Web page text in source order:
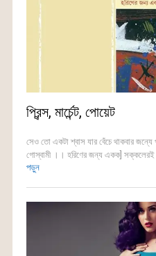
প্রিন্স, মার্চেন্ট, পোয়েট
সেও তো একটা শ্বাস যার বেঁচে থাকবার জন্যে
গোস্বামী ।। হরিণের জন্য একক] সক্কলেরই
পড়ুন